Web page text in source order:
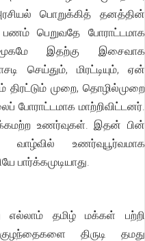
பொறுக்கித் தனத்தின்
பெறுவதே போராட்டமாக
இதற்கு இசைவாக
செய்தும், மிரட்டியும், ஏன்
திரட்டும் முறை, தொழில்முறை
போராட்டமாக மாற்றிவிட்டனர்.
உணர்வுகள். இதன் பின்
உணர்வுபூர்வமாக
பார்க்கமுடியாது.
தமிழ் மக்கள் பற்றி
திருடி தமது